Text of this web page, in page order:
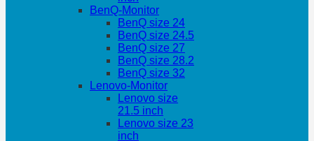
BenQ-Monitor
BenQ size 24
BenQ size 24.5
BenQ size 27
BenQ size 28.2
BenQ size 32
Lenovo-Monitor
Lenovo size
21.5 inch
Lenovo size 23
inch